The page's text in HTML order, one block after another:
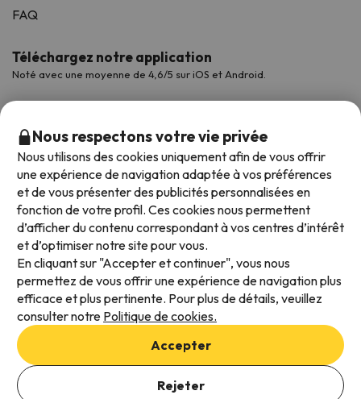
Ajouter des dates pour vérifier la disponibilité
FAQ
Téléchargez notre application
Noté avec une moyenne de 4,6/5 sur iOS et Android.
Modes de paiement disponibles
Conditions générales d'utilisation
Protection des données
Politique en matière de cookies
Nous respectons votre vie privée
Nous utilisons des cookies uniquement afin de vous offrir
une expérience de navigation adaptée à vos préférences
et de vous présenter des publicités personnalisées en
fonction de votre profil. Ces cookies nous permettent
d’afficher du contenu correspondant à vos centres d’intérêt
et d’optimiser notre site pour vous.
En cliquant sur "Accepter et continuer", vous nous
permettez de vous offrir une expérience de navigation plus
efficace et plus pertinente. Pour plus de détails, veuillez
consulter notre Politique de cookies.
Accepter
Rejeter